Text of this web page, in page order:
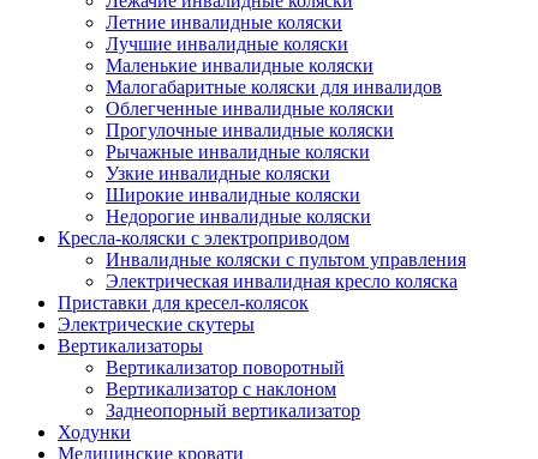
Летние инвалидные коляски
Лучшие инвалидные коляски
Маленькие инвалидные коляски
Малогабаритные коляски для инвалидов
Облегченные инвалидные коляски
Прогулочные инвалидные коляски
Рычажные инвалидные коляски
Узкие инвалидные коляски
Широкие инвалидные коляски
Недорогие инвалидные коляски
Кресла-коляски с электроприводом
Инвалидные коляски с пультом управления
Электрическая инвалидная кресло коляска
Приставки для кресел-колясок
Электрические скутеры
Вертикализаторы
Вертикализатор поворотный
Вертикализатор с наклоном
Заднеопорный вертикализатор
Ходунки
Медицинские кровати